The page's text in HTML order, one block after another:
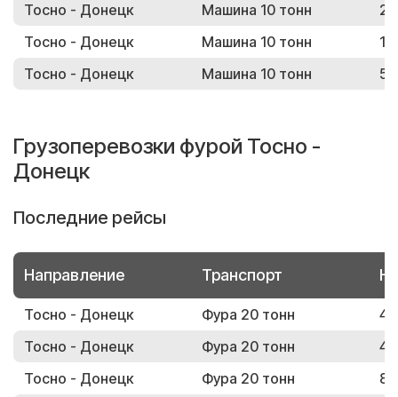
Тосно - Донецк
Машина 10 тонн
Тосно - Донецк
Машина 10 тонн
Тосно - Донецк
Машина 10 тонн
Грузоперевозки фурой Тосно -
Донецк
Последние рейсы
Направление Транспорт
Тосно - Донецк Фура 20 тонн
Тосно - Донецк
Фура 20 тонн
Тосно - Донецк
Фура 20 тонн